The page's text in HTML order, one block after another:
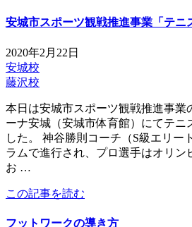
安城市スポーツ観戦推進事業「テニ
2020年2月22日
安城校
藤沢校
本日は安城市スポーツ観戦推進事業
ーナ安城（安城市体育館）にてテニ
した。 神谷勝則コーチ（S級エリー
ラムで進行され、プロ選手はオリン
お …
この記事を読む
フットワークの導き方